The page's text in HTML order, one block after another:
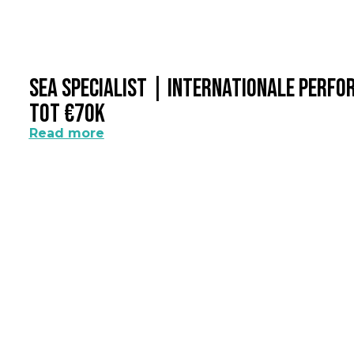
SEA Specialist | Internationale
Tot €70k
Read more